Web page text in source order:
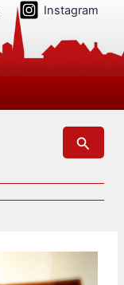
Instagram
Suchen